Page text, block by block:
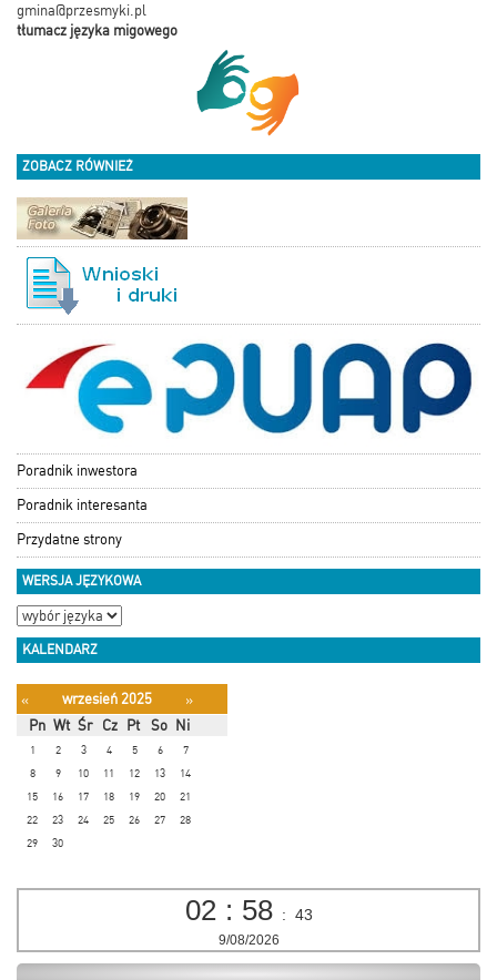
gmina@przesmyki.pl
tłumacz języka migowego
ZOBACZ RÓWNIEŻ
Poradnik inwestora
Poradnik interesanta
Przydatne strony
WERSJA JĘZYKOWA
KALENDARZ
« wrzesień 2025
»
Pn Wt Śr Cz Pt So Ni
1 2 3 4 5 6
7
8
9 10 11 12 13
14
15
16 17 18 19 20
21
22
23 24 25 26 27
28
29
30
02 : 58 : 43
9/08/2026